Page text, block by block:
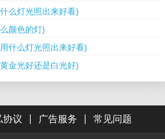
么灯光照出来好看)
颜色的灯)
什么灯光照出来好看)
金光好还是白光好)
协议 | 广告服务 | 常见问题